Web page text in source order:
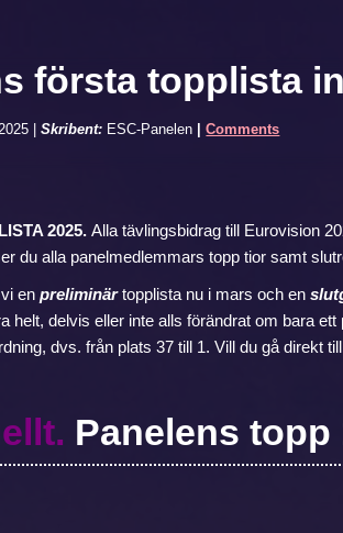
första topplista
|Skribent: ESC-Panelen Comments
2025.Alla tävlingsbidrag till Eurovision
du alla panelmedlemmars topp tior samt
vi enpreliminärtopplista nu i mars och en
helt, delvis eller inte alls förändrat om bara
dvs. från plats 37 till 1. Vill du gå direkt
Panelens topp